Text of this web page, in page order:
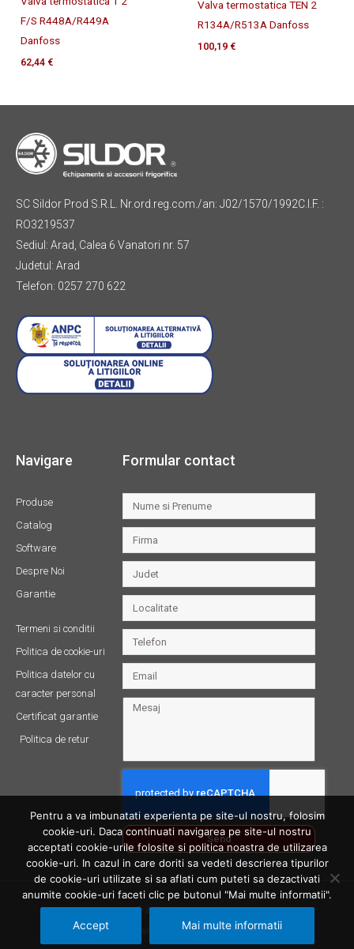
F/S R448A/R449A
Danfoss
62,44 €
Valva termostatica TEN 2
R134A/R513A Danfoss
100,19 €
SC Sildor Prod S.R.L. Nr.ord.reg.com./an: J02/1570/1992C.I.F. :
RO3219537
Sediul: Arad, Calea 6 Vanatori nr. 57
Judetul: Arad
Telefon: 0257 270 622
Navigare
Produse
Catalog
Software
Despre Noi
Garantie
Termeni si conditii
Politica de cookie-uri
Politica datelor cu
caracter personal
Certificat garantie
Politica de retur
Formular contact
Send
© All rights reserved
Made with ❤ by Productive Bit
Pentru a va imbunatati experienta pe site-ul nostru, folosim
cookie-uri. Daca continuati navigarea pe site-ul nostru
acceptati cookie-urile folosite si politica noastra de utilizarea
cookie-uri. In cazul in care doriti sa vedeti descrierea tipurilor
de cookie-uri utilizate si sa aflati cum puteti sa dezactivati
anumite cookie-uri faceti clic pe butonul "Mai multe informatii".
Accept Mai multe informatii